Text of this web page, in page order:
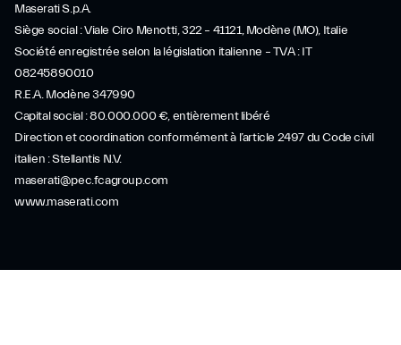
EXPÉRIENCES GT À
L’INTERNATIONAL
Maserati S.p.A.
Siège social : Viale Ciro Menotti, 322 – 41121, Modène (MO), Italie
Société enregistrée selon la législation italienne – TVA : IT
08245890010
R.E.A. Modène 347990
Capital social : 80.000.000 €, entièrement libéré
Direction et coordination conformément à l’article 2497 du Code civil
italien : Stellantis N.V.
maserati@pec.fcagroup.com
www.maserati.com